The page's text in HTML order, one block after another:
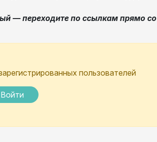
— переходите по ссылкам прямо
пользователей
Войти